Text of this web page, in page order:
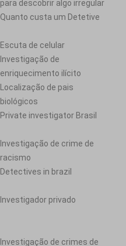
para descobrir algo irregular
Quanto custa um Detetive
Escuta de celular
Investigação de
enriquecimento ilícito
Localização de pais
biológicos
Private investigator Brasil
Investigação de crime de
racismo
Detectives in brazil
Investigador privado
Investigação de crimes de